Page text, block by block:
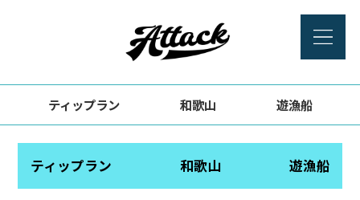
ティップラン 和歌山 遊漁船
ティップラン 和歌山 遊漁船